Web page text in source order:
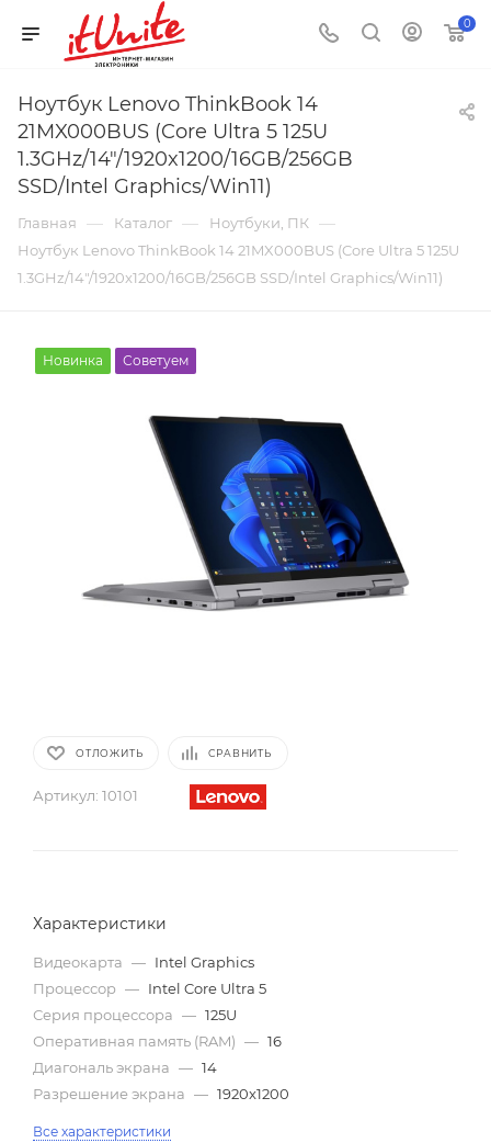
0
Ноутбук Lenovo ThinkBook 14
21MX000BUS (Core Ultra 5 125U
1.3GHz/14"/1920x1200/16GB/256GB
SSD/Intel Graphics/Win11)
Главная — Каталог — Ноутбуки, ПК —
Ноутбук Lenovo ThinkBook 14 21MX000BUS (Core Ultra 5 125U
1.3GHz/14"/1920x1200/16GB/256GB SSD/Intel Graphics/Win11)
Новинка Советуем
ОТЛОЖИТЬ СРАВНИТЬ
Артикул: 10101
Характеристики
Видеокарта — Intel Graphics
Процессор — Intel Core Ultra 5
Серия процессора — 125U
Оперативная память (RAM) — 16
Диагональ экрана — 14
Разрешение экрана — 1920x1200
Все характеристики